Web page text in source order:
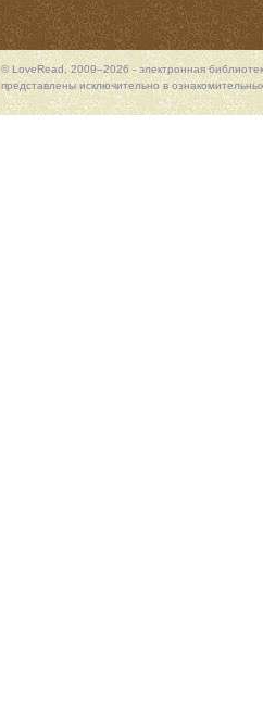
© LoveRead, 2009–2026 - электронная
представлены исключительно в